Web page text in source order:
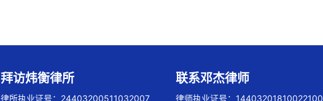
拜访炜衡律所
律所执业证号：24403200511032007
联系邓杰律师
律师执业证号：14403201810022100